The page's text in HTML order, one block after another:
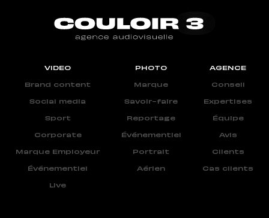
VIDEO
Brand content
Social media
Sport
Corporate
Marque Employeur
Événementiel
Live
PHOTO
Marque
Savoir-faire
Reportage
Événementiel
Portrait
Aérien
AGENCE
Conseil
Expertises
Équipe
Avis
Clients
Cas clients